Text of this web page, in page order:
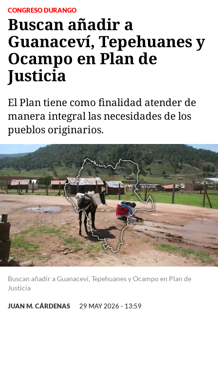
CONGRESO DURANGO
Buscan añadir a
Guanaceví, Tepehuanes y
Ocampo en Plan de
Justicia
El Plan tiene como finalidad atender de
manera integral las necesidades de los
pueblos originarios.
Buscan añadir a Guanaceví, Tepehuanes y Ocampo en Plan de
Justicia
JUAN M. CÁRDENAS 29 MAY 2026 - 13:59